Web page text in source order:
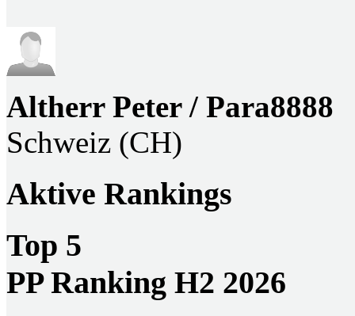
Altherr Peter / Para8888
Schweiz (CH)
Aktive Rankings
Top 5
PP Ranking H2 2026